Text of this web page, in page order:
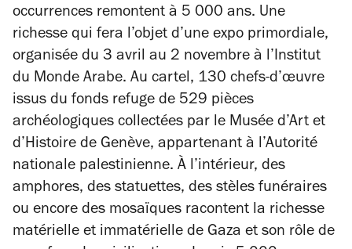
occurrences remontent à 5 000 ans. Une
richesse qui fera l’objet d’une expo primordiale,
organisée du 3 avril au 2 novembre à l’Institut
du Monde Arabe. Au cartel, 130 chefs-d’œuvre
issus du fonds refuge de 529 pièces
archéologiques collectées par le Musée d’Art et
d’Histoire de Genève, appartenant à l’Autorité
nationale palestinienne. À l’intérieur, des
amphores, des statuettes, des stèles funéraires
ou encore des mosaïques racontent la richesse
matérielle et immatérielle de Gaza et son rôle de